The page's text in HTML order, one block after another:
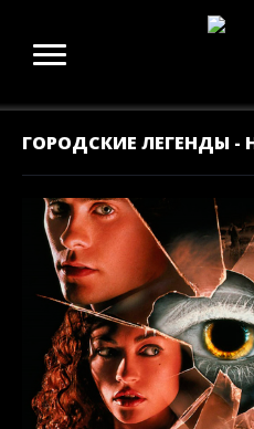
ГОРОДСКИЕ ЛЕГЕНДЫ -